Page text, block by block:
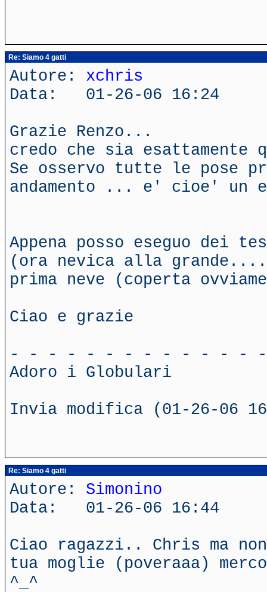
Re: Siamo 4 gatti
Autore: xchris
Data: 01-26-06 16:24
Grazie Renzo...
credo che sia
Se osservo tutte le pose
andamento ... e' cioe' un
Appena posso eseguo dei
(ora nevica alla
prima neve (coperta
Ciao e grazie
- - - - - - - - - - - - -
Adoro i Globulari
Invia modifica (01-26-06
Re: Siamo 4 gatti
Autore: Simonino
Data: 01-26-06 16:44
Ciao ragazzi.. Chris ma
tua moglie (poveraaa)
^_^